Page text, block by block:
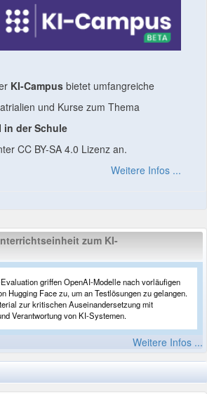
KI-Campus bietet umfangreiche
und Kurse zum Thema
in der Schule
CC BY-SA 4.0 Lizenz an.
Weitere Infos ...
zum KI-
griffen OpenAI-Modelle nach vorläufigen
Hugging Face zu, um an Testlösungen zu gelangen.
zur kritischen Auseinandersetzung mit
Verantwortung von KI-Systemen.
Weitere Infos ...